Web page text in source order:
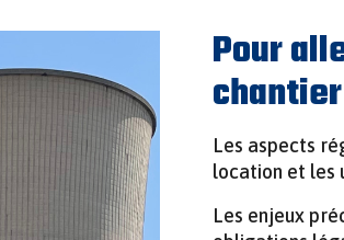
Pour
chantier
Les aspects
location et les
Les enjeux